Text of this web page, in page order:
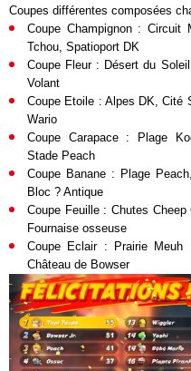
Coupes différentes composées
Coupe Champignon : Circuit
Tchou, Spatioport DK
Coupe Fleur : Désert du
Volant
Coupe Etoile : Alpes DK, Cité
Wario
Coupe Carapace : Plage
Stade Peach
Coupe Banane : Plage
Bloc ? Antique
Coupe Feuille : Chutes
Fournaise osseuse
Coupe Eclair : Prairie Meuh
Château de Bowser